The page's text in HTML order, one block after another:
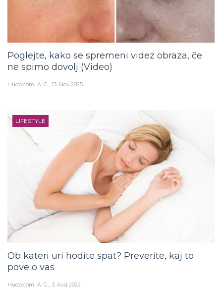
Poglejte, kako se spremeni videz obraza, če
ne spimo dovolj (Video)
Hudo.com A. G. 13. Nov 2025
LIFESTYLE
Ob kateri uri hodite spat? Preverite, kaj to
pove o vas
Hudo.com A. G. 3. Avg 2022